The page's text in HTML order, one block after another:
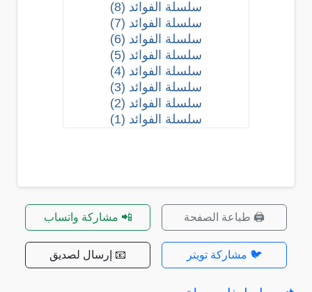
سلسلة الفوائد (8)
سلسلة الفوائد (7)
سلسلة الفوائد (6)
سلسلة الفوائد (5)
سلسلة الفوائد (4)
سلسلة الفوائد (3)
سلسلة الفوائد (2)
سلسلة الفوائد (1)
🖨️ طباعة الصفحة 📲 مشاركة واتساب
🐦 مشاركة تويتر 📧 إرسال لصديق